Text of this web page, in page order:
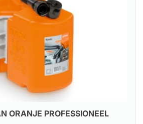
ORANJE PROFESSIONEEL